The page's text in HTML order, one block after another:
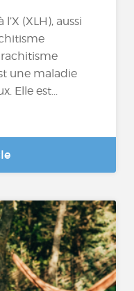
(XLH), aussi
une maladie
Elle est...